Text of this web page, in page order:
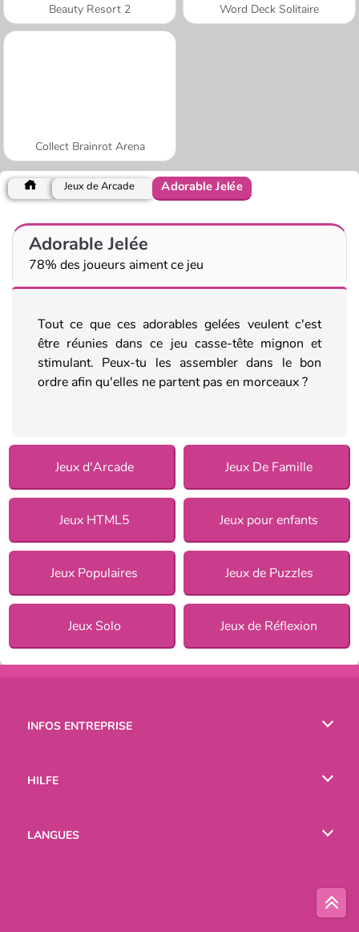
Beauty Resort 2 Word Deck Solitaire
Collect Brainrot Arena
Jeux de Arcade Adorable Jelée
Adorable Jelée
78% des joueurs aiment ce jeu
Tout ce que ces adorables gelées veulent c'est
être réunies dans ce jeu casse-tête mignon et
stimulant. Peux-tu les assembler dans le bon
ordre afin qu'elles ne partent pas en morceaux ?
Jeux d'Arcade Jeux De Famille
Jeux HTML5 Jeux pour enfants
Jeux Populaires Jeux de Puzzles
Jeux Solo Jeux de Réflexion
INFOS ENTREPRISE
HILFE
LANGUES